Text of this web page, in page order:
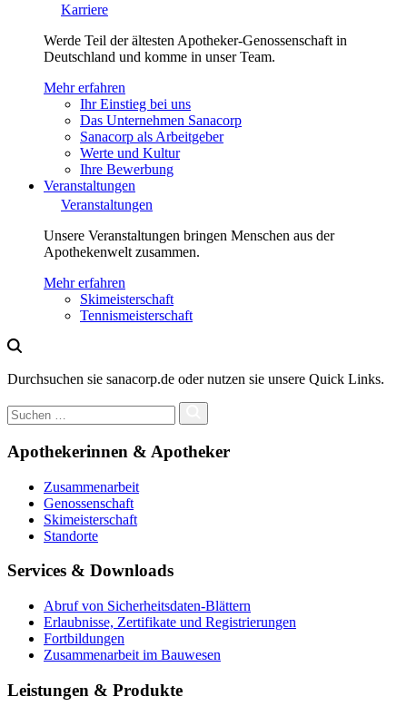
Karriere
Werde Teil der ältesten Apotheker-Genossenschaft in
Deutschland und komme in unser Team.
Mehr erfahren
Ihr Einstieg bei uns
Das Unternehmen Sanacorp
Sanacorp als Arbeitgeber
Werte und Kultur
Ihre Bewerbung
Veranstaltungen
Veranstaltungen
Unsere Veranstaltungen bringen Menschen aus der
Apothekenwelt zusammen.
Mehr erfahren
Skimeisterschaft
Tennismeisterschaft
Durchsuchen sie sanacorp.de oder nutzen sie unsere Quick Links.
Apothekerinnen & Apotheker
Zusammenarbeit
Genossenschaft
Skimeisterschaft
Standorte
Services & Downloads
Abruf von Sicherheitsdaten-Blättern
Erlaubnisse, Zertifikate und Registrierungen
Fortbildungen
Zusammenarbeit im Bauwesen
Leistungen & Produkte